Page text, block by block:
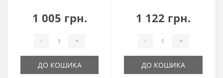
1 005 грн.
- +
ДО КОШИКА
1 122 грн.
- +
ДО КОШИКА